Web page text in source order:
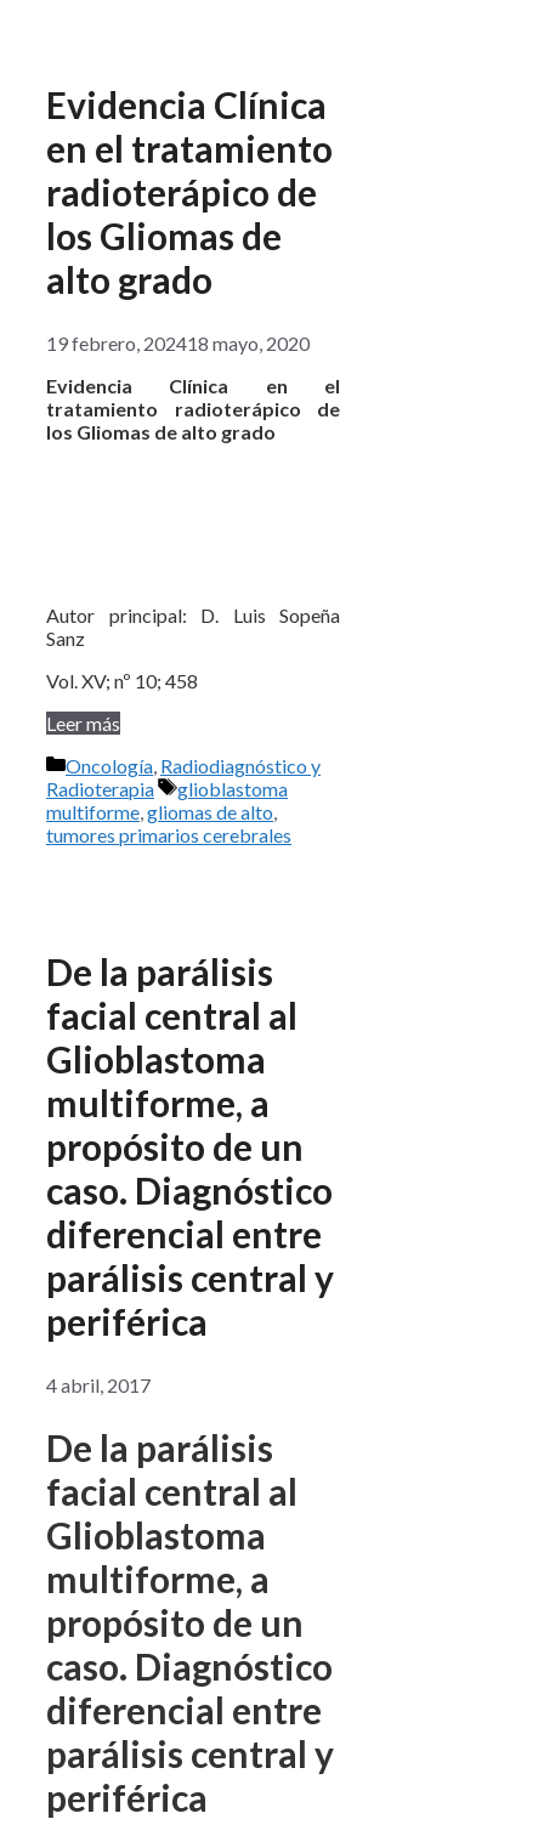
Evidencia Clínica
en el tratamiento
radioterápico de
los Gliomas de
alto grado
19 febrero, 202418 mayo, 2020
Evidencia Clínica en el
tratamiento radioterápico de
los Gliomas de alto grado
Autor principal: D. Luis Sopeña
Sanz
Vol. XV; nº 10; 458
Leer más
Categorías
Oncología Radiodiagnóstico y
Radioterapia
Etiquetas
glioblastoma
multiforme gliomas de alto
tumores primarios cerebrales
De la parálisis
facial central al
Glioblastoma
multiforme, a
propósito de un
caso. Diagnóstico
diferencial entre
parálisis central y
periférica
4 abril, 2017
De la parálisis
facial central al
Glioblastoma
multiforme, a
propósito de un
caso. Diagnóstico
diferencial entre
parálisis central y
periférica